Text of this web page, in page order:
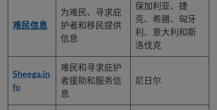
难民信息
为难民、寻求庇
护者和移民提供
信息
保加利亚、捷
克、希腊、匈牙
利、意大利和斯
洛伐克
Sheega.in
fo
难民和寻求庇护
者援助和服务信
息
尼日尔